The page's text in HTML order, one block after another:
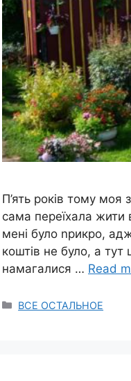
П’ять років тому моя
сама переїхала жити
мені було nрикро,
коштів не було, а
намагалися … Read
Categories
ВСЕ ОСТАЛЬНОЕ